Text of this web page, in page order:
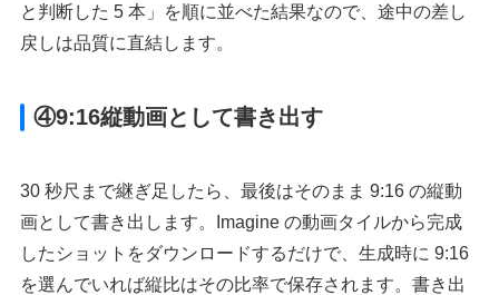
と判断した 5 本」を順に並べた結果なので、途中の差し
戻しは品質に直結します。
④9:16縦動画として書き出す
30 秒尺まで継ぎ足したら、最後はそのまま 9:16 の縦動
画として書き出します。Imagine の動画タイルから完成
したショットをダウンロードするだけで、生成時に 9:16
を選んでいれば縦比はその比率で保存されます。書き出